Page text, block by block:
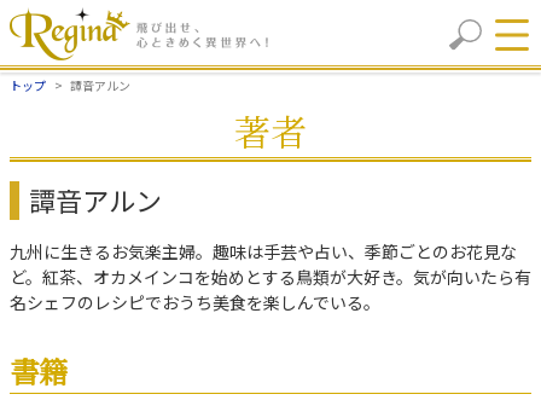
トップ 譚音アルン
著者
譚音アルン
九州に生きるお気楽主婦。趣味は手芸や占い、季節ごとのお花見な
ど。紅茶、オカメインコを始めとする鳥類が大好き。気が向いたら有
名シェフのレシピでおうち美食を楽しんでいる。
書籍